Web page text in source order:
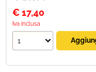
€ 17,40
Iva inclusa